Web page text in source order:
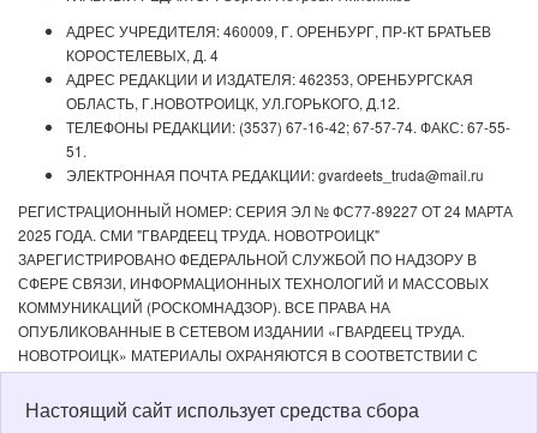
АДРЕС УЧРЕДИТЕЛЯ: 460009, Г. ОРЕНБУРГ, ПР-КТ БРАТЬЕВ
КОРОСТЕЛЕВЫХ, Д. 4
АДРЕС РЕДАКЦИИ И ИЗДАТЕЛЯ: 462353, ОРЕНБУРГСКАЯ
ОБЛАСТЬ, Г.НОВОТРОИЦК, УЛ.ГОРЬКОГО, Д.12.
ТЕЛЕФОНЫ РЕДАКЦИИ: (3537) 67-16-42; 67-57-74. ФАКС: 67-55-
51.
ЭЛЕКТРОННАЯ ПОЧТА РЕДАКЦИИ: gvardeets_truda@mail.ru
РЕГИСТРАЦИОННЫЙ НОМЕР: СЕРИЯ ЭЛ № ФС77-89227 ОТ 24 МАРТА
2025 ГОДА. СМИ "ГВАРДЕЕЦ ТРУДА. НОВОТРОИЦК"
ЗАРЕГИСТРИРОВАНО ФЕДЕРАЛЬНОЙ СЛУЖБОЙ ПО НАДЗОРУ В
СФЕРЕ СВЯЗИ, ИНФОРМАЦИОННЫХ ТЕХНОЛОГИЙ И МАССОВЫХ
КОММУНИКАЦИЙ (РОСКОМНАДЗОР). ВСЕ ПРАВА НА
ОПУБЛИКОВАННЫЕ В СЕТЕВОМ ИЗДАНИИ «ГВАРДЕЕЦ ТРУДА.
НОВОТРОИЦК» МАТЕРИАЛЫ ОХРАНЯЮТСЯ В СООТВЕТСТВИИ С
ЗАКОНОДАТЕЛЬСТВОМ РФ. ЛЮБОЕ ИСПОЛЬЗОВАНИЕ МАТЕРИАЛОВ
ДОПУСКАЕТСЯ ТОЛЬКО ПО СОГЛАСОВАНИЮ С РЕДАКЦИЕЙ С
ОБЯЗАТЕЛЬНОЙ АКТИВНОЙ ССЫЛКОЙ НА ИСТОЧНИК. РЕДАКЦИЯ НЕ
Настоящий сайт использует средства сбора